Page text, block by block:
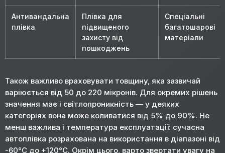
Антивандальна
плівка
Плівка для
підвищеного
захисту від
пошкоджень
Спеціальні
багатошарові
матеріали
Також важливо враховувати товщину, яка зазвичай
варіюється від 50 до 220 мікронів. Для окремих рішень
значення має і світлопроникність — у деяких
категоріях вона може коливатися від 5% до 90%. Не
менш важлива і температура експлуатації: сучасна
автоплівка розрахована на використання в діапазоні від
-60°C до +120°C. Окрім цього, варто звертати увагу на